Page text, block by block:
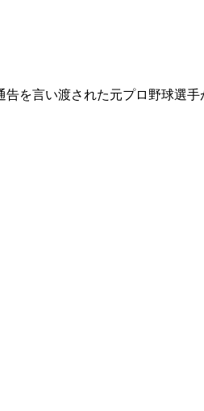
を言い渡された元プロ野球選